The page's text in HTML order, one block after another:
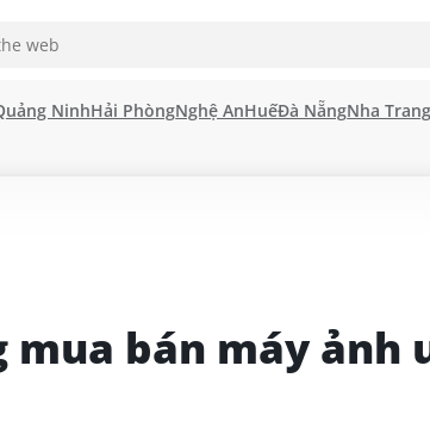
NinhHải PhòngNghệ AnHuếĐà NẵngNha
mua bán máy